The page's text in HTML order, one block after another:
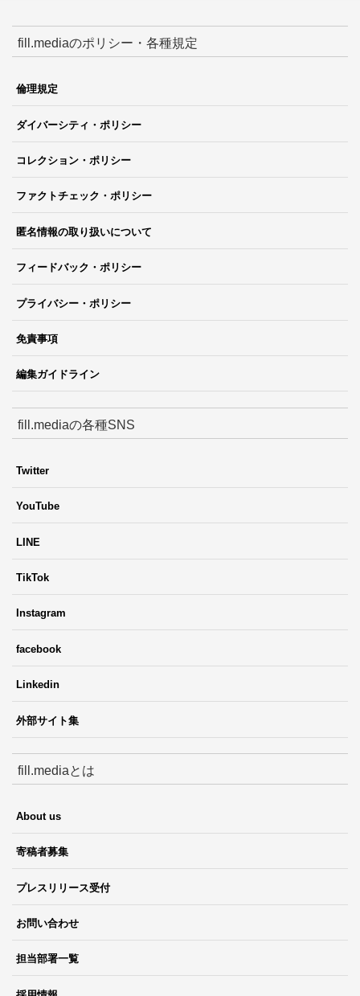
fill.mediaのポリシー・各種規定
倫理規定
ダイバーシティ・ポリシー
コレクション・ポリシー
ファクトチェック・ポリシー
匿名情報の取り扱いについて
フィードバック・ポリシー
プライバシー・ポリシー
免責事項
編集ガイドライン
fill.mediaの各種SNS
Twitter
YouTube
LINE
TikTok
Instagram
facebook
Linkedin
外部サイト集
fill.mediaとは
About us
寄稿者募集
プレスリリース受付
お問い合わせ
担当部署一覧